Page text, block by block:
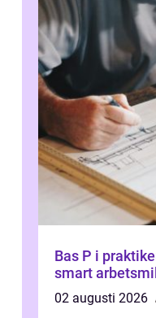
Bas P i
smart
02 augusti 2026